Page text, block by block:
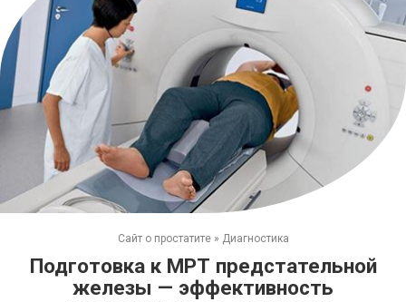
Сайт о простатите » Диагностика
Подготовка к МРТ предстательной
железы — эффективность